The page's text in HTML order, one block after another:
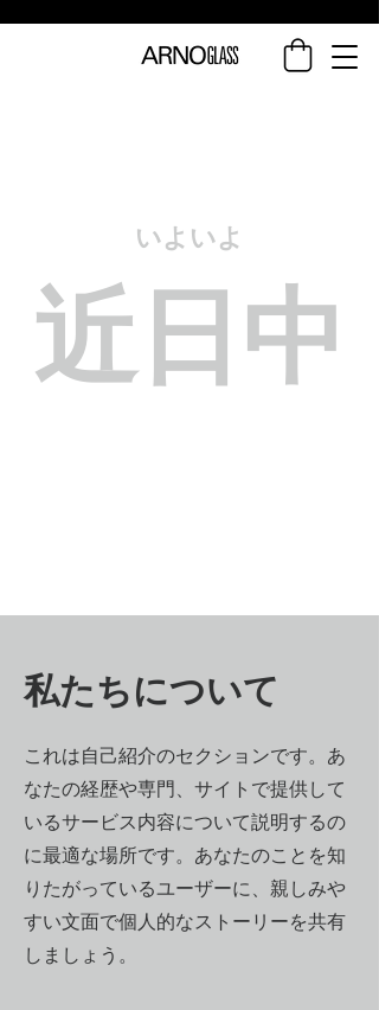
いよいよ
近日中
私たちについて
これは自己紹介のセクションです。あ
なたの経歴や専門、サイトで提供して
いるサービス内容について説明するの
に最適な場所です。あなたのことを知
りたがっているユーザーに、親しみや
すい文面で個人的なストーリーを共有
しましょう。